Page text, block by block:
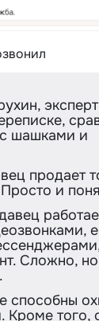
шашками и
продает
и
Сложно, но
способны
Кроме того,